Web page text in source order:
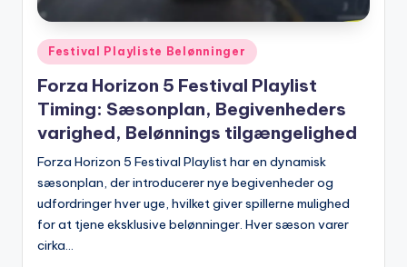
Posted
in
Festival Playliste Belønninger
Forza Horizon 5 Festival Playlist
Timing: Sæsonplan, Begivenheders
varighed, Belønnings tilgængelighed
Forza Horizon 5 Festival Playlist har en dynamisk
sæsonplan, der introducerer nye begivenheder og
udfordringer hver uge, hvilket giver spillerne mulighed
for at tjene eksklusive belønninger. Hver sæson varer
cirka…